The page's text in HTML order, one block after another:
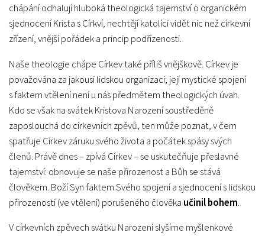
chápání odhalují hluboká theologická tajemství o organickém
sjednocení Krista s Církví, nechtějí katolíci vidět nic než církevní
zřízení, vnější pořádek a princip podřízenosti.
Naše theologie chápe Církev také příliš vnějškově. Církev je
považována za jakousi lidskou organizaci; její mystické spojení
s faktem vtělení není u nás předmětem theologických úvah.
Kdo se však na svátek Kristova Narození soustředěně
zaposlouchá do církevních zpěvů, ten může poznat, v čem
spatřuje Církev záruku svého života a počátek spásy svých
členů. Právě dnes – zpívá Církev – se uskutečňuje přeslavné
tajemství: obnovuje se naše přirozenost a Bůh se stává
člověkem. Boží Syn faktem Svého spojení a sjednocení s lidskou
přirozeností (ve vtělení) porušeného člověka učinil bohem.
V církevních zpěvech svátku Narození slyšíme myšlenkové